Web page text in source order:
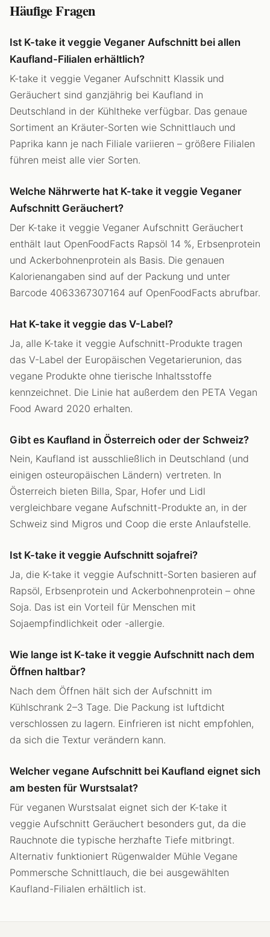
Häufige Fragen
Ist K-take it veggie Veganer Aufschnitt bei allen
Kaufland-Filialen erhältlich?
K-take it veggie Veganer Aufschnitt Klassik und
Geräuchert sind ganzjährig bei Kaufland in
Deutschland in der Kühltheke verfügbar. Das genaue
Sortiment an Kräuter-Sorten wie Schnittlauch und
Paprika kann je nach Filiale variieren – größere Filialen
führen meist alle vier Sorten.
Welche Nährwerte hat K-take it veggie Veganer
Aufschnitt Geräuchert?
Der K-take it veggie Veganer Aufschnitt Geräuchert
enthält laut OpenFoodFacts Rapsöl 14 %, Erbsenprotein
und Ackerbohnenprotein als Basis. Die genauen
Kalorienangaben sind auf der Packung und unter
Barcode 4063367307164 auf OpenFoodFacts abrufbar.
Hat K-take it veggie das V-Label?
Ja, alle K-take it veggie Aufschnitt-Produkte tragen
das V-Label der Europäischen Vegetarierunion, das
vegane Produkte ohne tierische Inhaltsstoffe
kennzeichnet. Die Linie hat außerdem den PETA Vegan
Food Award 2020 erhalten.
Gibt es Kaufland in Österreich oder der Schweiz?
Nein, Kaufland ist ausschließlich in Deutschland (und
einigen osteuropäischen Ländern) vertreten. In
Österreich bieten Billa, Spar, Hofer und Lidl
vergleichbare vegane Aufschnitt-Produkte an, in der
Schweiz sind Migros und Coop die erste Anlaufstelle.
Ist K-take it veggie Aufschnitt sojafrei?
Ja, die K-take it veggie Aufschnitt-Sorten basieren auf
Rapsöl, Erbsenprotein und Ackerbohnenprotein – ohne
Soja. Das ist ein Vorteil für Menschen mit
Sojaempfindlichkeit oder -allergie.
Wie lange ist K-take it veggie Aufschnitt nach dem
Öffnen haltbar?
Nach dem Öffnen hält sich der Aufschnitt im
Kühlschrank 2–3 Tage. Die Packung ist luftdicht
verschlossen zu lagern. Einfrieren ist nicht empfohlen,
da sich die Textur verändern kann.
Welcher vegane Aufschnitt bei Kaufland eignet sich
am besten für Wurstsalat?
Für veganen Wurstsalat eignet sich der K-take it
veggie Aufschnitt Geräuchert besonders gut, da die
Rauchnote die typische herzhafte Tiefe mitbringt.
Alternativ funktioniert Rügenwalder Mühle Vegane
Pommersche Schnittlauch, die bei ausgewählten
Kaufland-Filialen erhältlich ist.